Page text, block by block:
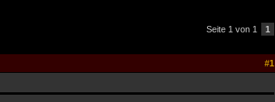
Seite 1 von 1 1
#1